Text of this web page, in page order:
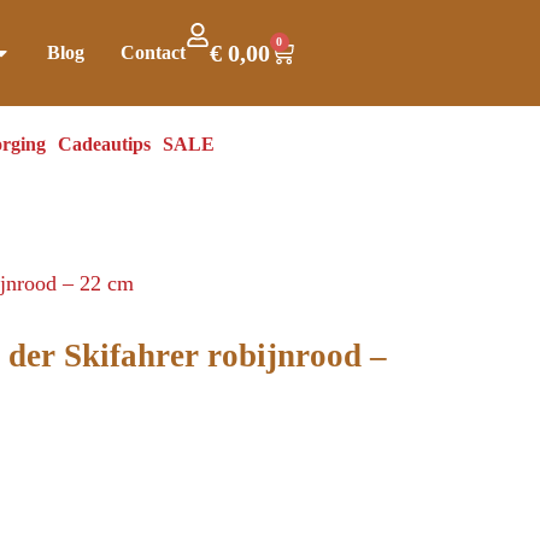
Blog Contact €0,00 0
Cadeautips SALE
– 22 cm
der Skifahrer robijnrood –